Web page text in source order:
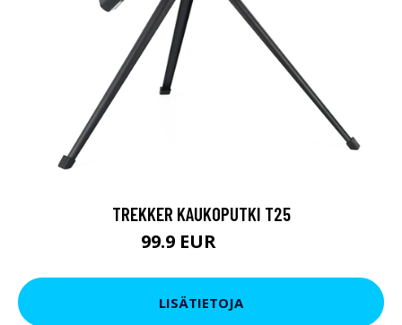
TREKKER KAUKOPUTKI T25
99.9 EUR
LISÄTIETOJA